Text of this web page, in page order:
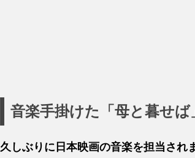
音楽手掛けた「母と暮せば
久しぶりに日本映画の音楽を担当され